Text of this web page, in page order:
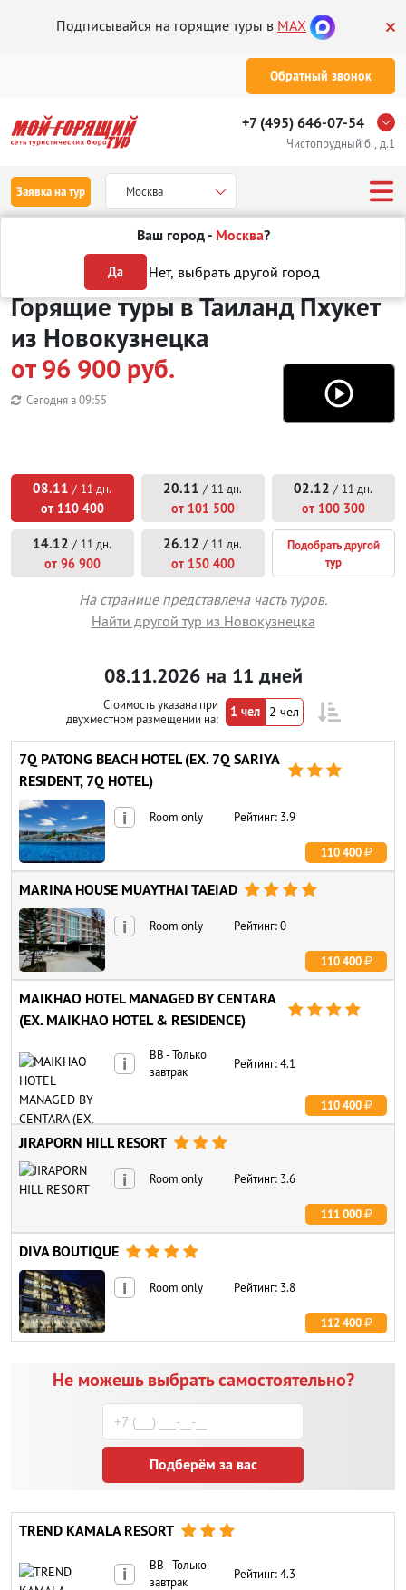
Подписывайся на горящие туры в MAX
Обратный звонок
+7 (495) 646-07-54
Чистопрудный б., д.1
Заявка на тур Москва
Ваш город - Москва?
Да Нет, выбрать другой город
Отдых в Таиланде
Горящие туры в Таиланд Пхукет
из Новокузнецка
от 96 900 руб.
Сегодня в09:55
08.11 / 11 дн.
от 110 400
20.11 / 11 дн.
от 101 500
02.12 / 11 дн.
от 100 300
14.12 / 11 дн.
от 96 900
26.12 / 11 дн.
от 150 400
Подобрать другой
тур
На странице представлена часть туров.
Найти другой тур из Новокузнецка
08.11.2026 на 11 дней
Стоимость указана при
двухместном размещении на:
1 чел 2 чел
7Q PATONG BEACH HOTEL (EX. 7Q SARIYA
RESIDENT, 7Q HOTEL)
  
Рейтинг: 3.9
Room only
i
110 400
MARINA HOUSE MUAYTHAI TAEIAD    
Рейтинг: 0
Room only
i
110 400
MAIKHAO HOTEL MANAGED BY CENTARA
(EX. MAIKHAO HOTEL & RESIDENCE)
   
Рейтинг: 4.1
BB - Только
завтрак
i
110 400
JIRAPORN HILL RESORT   
Рейтинг: 3.6
Room only
i
111 000
DIVA BOUTIQUE    
Рейтинг: 3.8
Room only
i
112 400
Не можешь выбрать самостоятельно?
Подберём за вас
TREND KAMALA RESORT   
Рейтинг: 4.3
BB - Только
завтрак
i